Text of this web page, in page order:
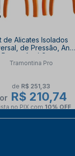
de Alicates Isolados
de Pressão, Anel
Reto e Anel Curvo
TRAMONTINA PRO
Tramontina Pro
de R$ 251,33
R$ 210,74
no PIX com 10% OFF
6x deR$ 39,03